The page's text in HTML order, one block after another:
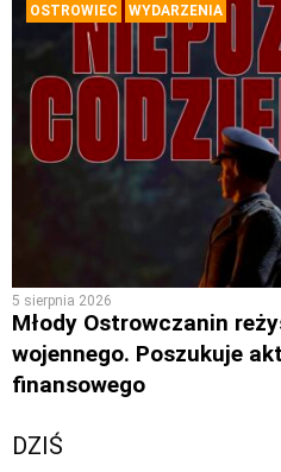
OSTROWIEC WYDARZENIA
5 sierpnia 2026
Młody Ostrowczanin
wojennego. Poszukuje
finansowego
DZIŚ